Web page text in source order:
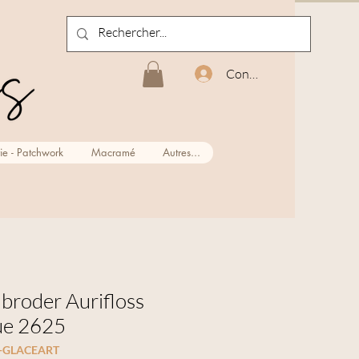
Connexion
- Patchwork Macramé Autres...
Aurifloss
2625